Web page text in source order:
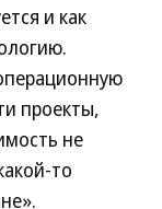
и как
проекты,
не
то